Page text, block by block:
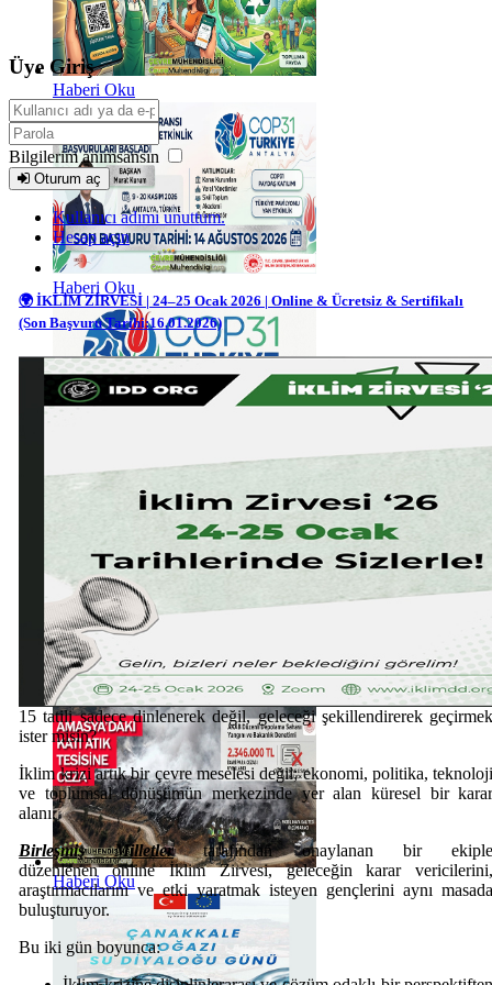
Haberi Oku
Haberi Oku
Haberi Oku
Haberi Oku
Haberi Oku
Üye Giriş
Bilgilerim anımsansın
Oturum aç
Kullanıcı adımı unuttum.
Hesap açın
🌍 İKLİM ZİRVESİ | 24–25 Ocak 2026 | Online & Ücretsiz & Sertifikalı
(Son Başvuru Tarihi:16.01.2026)
15 tatili sadece dinlenerek değil, geleceği şekillendirerek
ister misin?
İklim krizi artık bir çevre meselesi değil; ekonomi, politika,
ve toplumsal dönüşümün merkezinde yer alan küresel bir
alanı.
Birleşmiş Milletlertarafından onaylanan bir
düzenlenen online İklim Zirvesi, geleceğin karar
araştırmacılarını ve etki yaratmak isteyen gençlerini aynı
buluşturuyor.
Bu iki gün boyunca: